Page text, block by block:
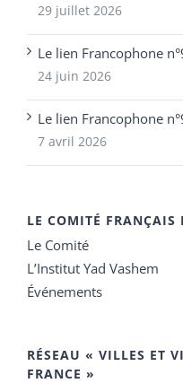
29 juillet 2026
Le lien Francophone
24 juin 2026
Le lien Francophone
7 avril 2026
LE COMITÉ FRANÇAIS
Le Comité
L’Institut Yad Vashem
Événements
RÉSEAU « VILLES ET
FRANCE »